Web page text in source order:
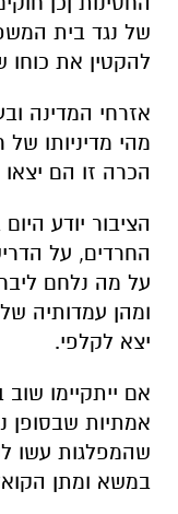
של נגד בית
להקטין את
אזרחי המדינה
מהי מדיניותו
הכרה זו הם
הציבור יודע
החרדים, על
על מה נלחם
ומהן עמדותיה
יצא לקלפי.
אם ייתקיימו שוב
אמתיות
שהמפלגות עשו
במשא ומתן